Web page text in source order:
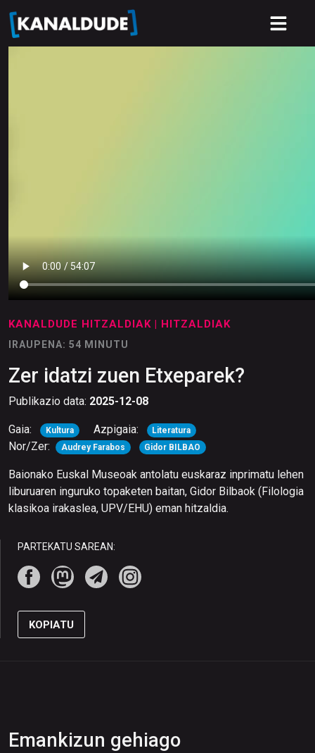
KANALDUDE HITZALDIAK | HITZALDIAK
IRAUPENA: 54 MINUTU
Zer idatzi zuen Etxeparek?
Publikazio data: 2025-12-08
Gaia: Kultura Azpigaia: Literatura
Nor/Zer: Audrey Farabos Gidor BILBAO
Baionako Euskal Museoak antolatu euskaraz inprimatu lehen
liburuaren inguruko topaketen baitan, Gidor Bilbaok (Filologia
klasikoa irakaslea, UPV/EHU) eman hitzaldia.
PARTEKATU SAREAN:
KOPIATU
Emankizun gehiago